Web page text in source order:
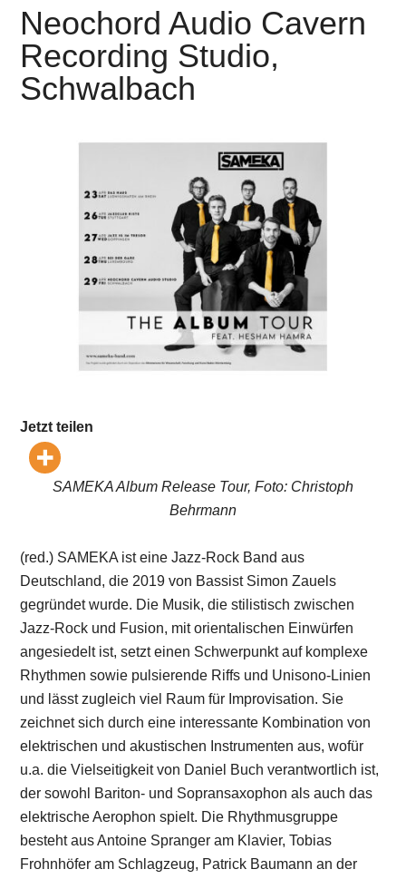
Neochord Audio Cavern
Recording Studio,
Schwalbach
Jetzt teilen
SAMEKA Album Release Tour, Foto: Christoph
Behrmann
(red.) SAMEKA ist eine Jazz-Rock Band aus
Deutschland, die 2019 von Bassist Simon Zauels
gegründet wurde. Die Musik, die stilistisch zwischen
Jazz-Rock und Fusion, mit orientalischen Einwürfen
angesiedelt ist, setzt einen Schwerpunkt auf komplexe
Rhythmen sowie pulsierende Riffs und Unisono-Linien
und lässt zugleich viel Raum für Improvisation. Sie
zeichnet sich durch eine interessante Kombination von
elektrischen und akustischen Instrumenten aus, wofür
u.a. die Vielseitigkeit von Daniel Buch verantwortlich ist,
der sowohl Bariton- und Sopransaxophon als auch das
elektrische Aerophon spielt. Die Rhythmusgruppe
besteht aus Antoine Spranger am Klavier, Tobias
Frohnhöfer am Schlagzeug, Patrick Baumann an der